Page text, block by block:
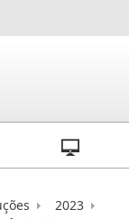
2023